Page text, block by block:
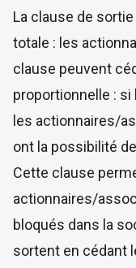
La clause de
totale : les
clause peuvent
proportionnelle :
les actionnaires/
ont la possibilité
Cette clause
actionnaires/
bloqués dans la
sortent en cédant